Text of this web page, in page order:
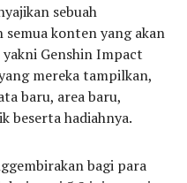
sebuah
konten yang akan
Genshin Impact
mereka tampilkan,
baru, area baru,
beserta hadiahnya.
bagi para